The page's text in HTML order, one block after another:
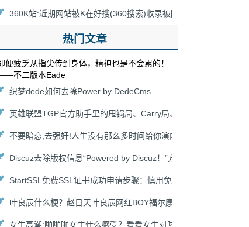
360K站:近期网站被K在好搜(360搜索)收录被降为0，网站被360K
热门文章
便疲乏从指尖传到身体，精神也是不会累的！
不二版本Eade
织梦dede如何去除Power by DedeCms
英雄联盟TGP官方助手里的甩锅局、Carry局、尽力局、浪输局是
不要暗恋,去强奸!人生没有那么多时间给你演内心戏,爱她就去搞
Discuz去除版权信息“Powered by Discuz！”方法以及去掉论坛链
StartSSL免费SSL证书成功申请步骤：慎用免费HTTPS证书
叶良辰什么梗？赵日天叶良辰网红BOY福尔康来袭！
女生高潮:啪啪啪女生什么感受？看看女生对啪啪啪的各种吐槽！